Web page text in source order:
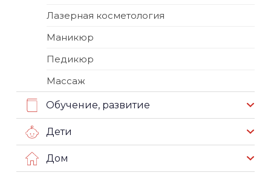
Лазерная косметология
Маникюр
Педикюр
Массаж
Обучение, развитие
Дети
Дом